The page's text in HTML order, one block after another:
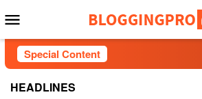
to
contentMenu
Special Content
HEADLINES